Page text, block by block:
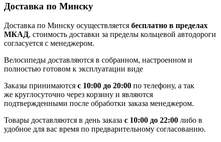
Доставка по Минску
Доставка по Минску осуществляется бесплатно в пределах
МКАД, стоимость доставки за пределы кольцевой автодороги
согласуется с менеджером.
Велосипеды доставляются в собранном, настроенном и
полностью готовом к эксплуатации виде
Заказы принимаются с 10:00 до 20:00 по телефону, а так
же круглосуточно через корзину и являются
подтвержденными после обработки заказа менеджером.
Товары доставляются в день заказа с 10:00 до 22:00 либо в
удобное для вас время по предварительному согласованию.